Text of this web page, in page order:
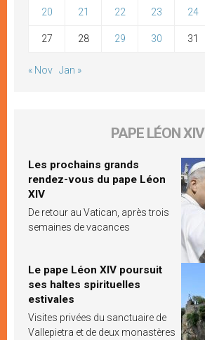
20 21 22 23 24
27 28 29 30 31
« Nov Jan »
PAPE LÉON XIV
Les prochains grands
rendez-vous du pape Léon
XIV
De retour au Vatican, après trois
semaines de vacances
Le pape Léon XIV poursuit
ses haltes spirituelles
estivales
Visites privées du sanctuaire de
Vallepietra et de deux monastères